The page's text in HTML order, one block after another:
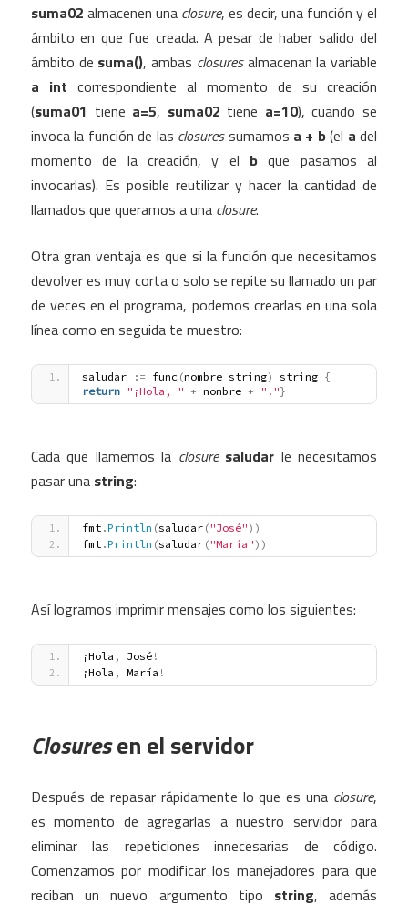
suma02 almacenen una closure, es decir, una función y el
ámbito en que fue creada. A pesar de haber salido del
ámbito de suma(), ambas closuresalmacenan la variable
a int correspondiente al momento de su creación
(suma01 tiene a=5, suma02 tiene a=10), cuando se
invoca la función de las closuressumamos a + b(el a del
momento de la creación, y el b que pasamos al
invocarlas). Es posible reutilizar y hacer la cantidad de
llamados que queramos a una closure.
Otra gran ventaja es que si la función que necesitamos
devolver es muy corta o solo se repite su llamado un par
de veces en el programa, podemos crearlas en una sola
línea como en seguida te muestro:
saludar : = func (nombre string) string {
return "¡Hola, " + nombre + "!"}
Cada que llamemos la closure saludar le necesitamos
pasar una string:
fmt .Println (saludar ( "José") )
fmt .Println (saludar ( "María") )
Así logramos imprimir mensajes como los siguientes:
¡Hola , José !
¡Hola , María !
Closuresen el servidor
Después de repasar rápidamente lo que es una closure,
es momento de agregarlas a nuestro servidor para
eliminar las repeticiones innecesarias de código.
Comenzamos por modificar los manejadores para que
reciban un nuevo argumento tipo string, además